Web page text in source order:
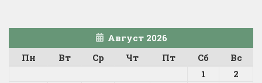
Август 2026
Пн
Вт Ср Чт Пт Сб
Вс
1
2